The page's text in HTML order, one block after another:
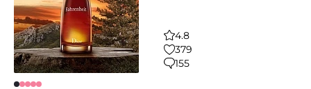
4.8
379
155